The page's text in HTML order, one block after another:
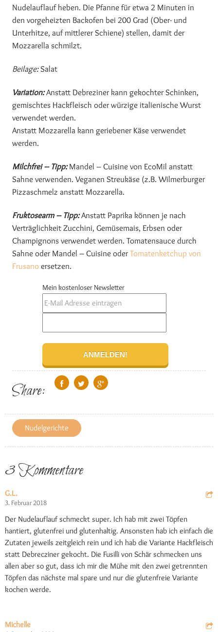
Nudelauflauf heben. Die Pfanne für etwa 2 Minuten in
den vorgeheizten Backofen bei 200 Grad (Ober- und
Unterhitze, auf mittlerer Schiene) stellen, damit der
Mozzarella schmilzt.
Beilage:Salat
Variation:Anstatt Debreziner kann gekochter Schinken,
gemischtes Hackfleisch oder würzige italienische Wurst
verwendet werden.
Anstatt Mozzarella kann geriebener Käse verwendet
werden.
Milchfrei – Tipp:Mandel – Cuisine von EcoMil anstatt
Sahne verwenden. Veganen Streukäse (z.B. Wilmerburger
Pizzaschmelz anstatt Mozzarella.
Fruktosearm – Tipp: Anstatt Paprika können je nach
Verträglichkeit Zucchini, Gemüsemais, Erbsen oder
Champignons verwendet werden. Tomatensauce durch
Sahne oder Mandel – Cuisine oder Tomatenketchup von
Frusano ersetzen.
Mein kostenloser Newsletter
Share:
Nudelgerichte
3 Kommentare
G.L.
3. Februar 2018
Der Nudelauflauf schmeckt super. Ich hab mit zwei Töpfen
hantiert, glutenfrei und glutenhaltig. Ansonsten hab ich einfach die
Zutaten jeweils zeitgleich rein und ich hab die Variante Hackfleisch
statt Debrecziner gekocht. Die Fusilli von Schär schmecken uns
allen aber so gut, dass ich mir die Mühe mit den zwei getrennten
Töpfen das nächste mal spare und nur die glutenfreie Variante
kochen werde.
Michelle